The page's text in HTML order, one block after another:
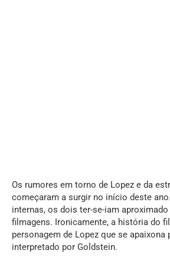
Os rumores em torno de Lopez e da
começaram a surgir no início deste
internas, os dois ter-se-iam aproximado
filmagens. Ironicamente, a história do
personagem de Lopez que se
interpretado por Goldstein.